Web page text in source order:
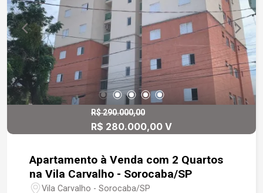
R$ 290.000,00
R$ 280.000,00 V
Apartamento à Venda com 2 Quartos
na Vila Carvalho - Sorocaba/SP
Vila Carvalho - Sorocaba/SP